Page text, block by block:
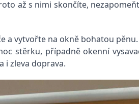
až s nimi skončíte,
vytvořte na okně bohatou
stěrku, případně okenní
i zleva doprava.